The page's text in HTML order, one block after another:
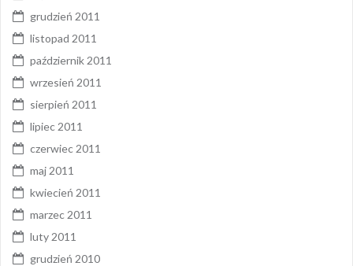
grudzień 2011
listopad 2011
październik 2011
wrzesień 2011
sierpień 2011
lipiec 2011
czerwiec 2011
maj 2011
kwiecień 2011
marzec 2011
luty 2011
grudzień 2010